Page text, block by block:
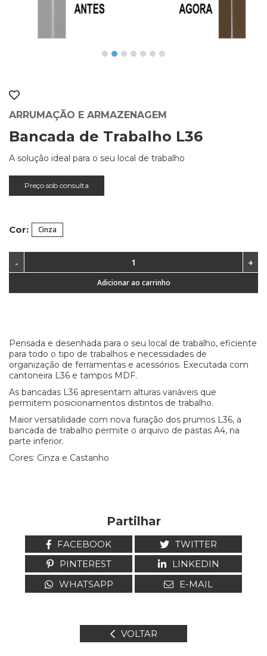
ARRUMAÇÃO E ARMAZENAGEM
Bancada de Trabalho L36
A solução ideal para o seu local de trabalho
Preço sob consulta
Cor: Cinza
Adicionar ao carrinho
Pensada e desenhada para o seu local de trabalho, eficiente
para todo o tipo de trabalhos e necessidades de
organização de ferramentas e acessórios. Executada com
cantoneira L36 e tampos MDF.
As bancadas L36 apresentam alturas variáveis que
permitem posicionamentos distintos de trabalho.
Maior versatilidade com nova furação dos prumos L36, a
bancada de trabalho permite o arquivo de pastas A4, na
parte inferior.
Cores: Cinza e Castanho
Partilhar
FACEBOOK
TWITTER
PINTEREST
LINKEDIN
WHATSAPP
E-MAIL
VOLTAR